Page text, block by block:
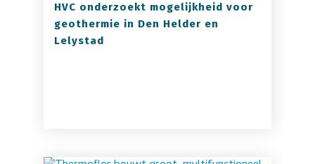
HVC onderzoekt mogelijkheid voor
geothermie in Den Helder en
Lelystad